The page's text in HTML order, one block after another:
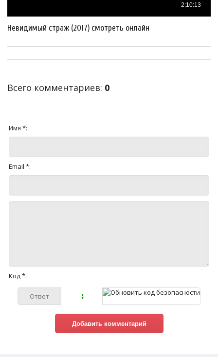
Невидимый страж (2017) смотреть онлайн
Всего комментариев: 0
Имя *:
Email *:
Код *: